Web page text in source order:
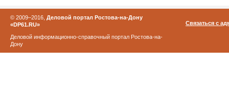
© 2009–2016, Деловой портал Ростова-на-Дону
«DP61.RU»
Деловой информационно-справочный портал Ростова-на-
Дону
Связаться с